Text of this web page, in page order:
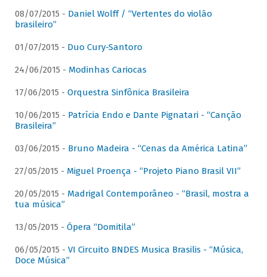
08/07/2015 - Daniel Wolff / “Vertentes do violão
brasileiro”
01/07/2015 - Duo Cury-Santoro
24/06/2015 - Modinhas Cariocas
17/06/2015 - Orquestra Sinfônica Brasileira
10/06/2015 - Patrícia Endo e Dante Pignatari - “Canção
Brasileira”
03/06/2015 - Bruno Madeira - “Cenas da América Latina”
27/05/2015 - Miguel Proença - “Projeto Piano Brasil VII”
20/05/2015 - Madrigal Contemporâneo - “Brasil, mostra a
tua música”
13/05/2015 - Ópera “Domitila”
06/05/2015 - VI Circuito BNDES Musica Brasilis - “Música,
Doce Música”